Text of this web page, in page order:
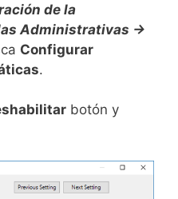
de la
Administrativas →
Configurar
.
botón y